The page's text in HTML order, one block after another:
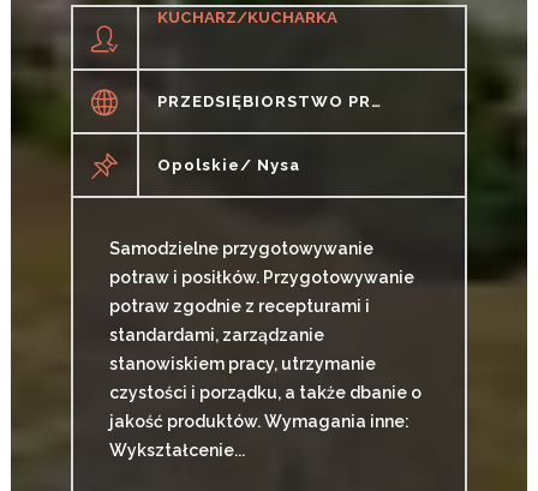
KUCHARZ/KUCHARKA
PRZEDSIĘBIORSTWO PRODUKCYJNO-HANDLOWO-USŁUGOWE "IMPED" PIOTR DOSKOCZ
Opolskie/ Nysa
Samodzielne przygotowywanie
potraw i posiłków. Przygotowywanie
potraw zgodnie z recepturami i
standardami, zarządzanie
stanowiskiem pracy, utrzymanie
czystości i porządku, a także dbanie o
jakość produktów. Wymagania inne:
Wykształcenie...